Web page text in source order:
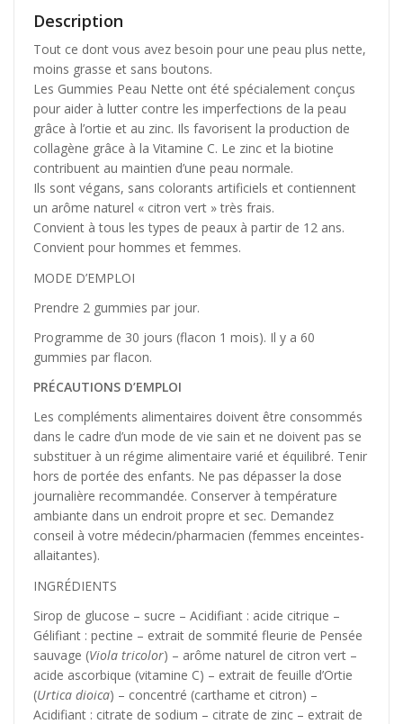
Description
Tout ce dont vous avez besoin pour une peau plus nette,
moins grasse et sans boutons.
Les Gummies Peau Nette ont été spécialement conçus
pour aider à lutter contre les imperfections de la peau
grâce à l’ortie et au zinc. Ils favorisent la production de
collagène grâce à la Vitamine C. Le zinc et la biotine
contribuent au maintien d’une peau normale.
Ils sont végans, sans colorants artificiels et contiennent
un arôme naturel « citron vert » très frais.
Convient à tous les types de peaux à partir de 12 ans.
Convient pour hommes et femmes.
MODE D’EMPLOI
Prendre 2 gummies par jour.
Programme de 30 jours (flacon 1 mois). Il y a 60
gummies par flacon.
PRÉCAUTIONS D’EMPLOI
Les compléments alimentaires doivent être consommés
dans le cadre d’un mode de vie sain et ne doivent pas se
substituer à un régime alimentaire varié et équilibré. Tenir
hors de portée des enfants. Ne pas dépasser la dose
journalière recommandée. Conserver à température
ambiante dans un endroit propre et sec. Demandez
conseil à votre médecin/pharmacien (femmes enceintes-
allaitantes).
INGRÉDIENTS
Sirop de glucose – sucre – Acidifiant : acide citrique –
Gélifiant : pectine – extrait de sommité fleurie de Pensée
sauvage (Viola tricolor) – arôme naturel de citron vert –
acide ascorbique (vitamine C) – extrait de feuille d’Ortie
(Urtica dioica) – concentré (carthame et citron) –
Acidifiant : citrate de sodium – citrate de zinc – extrait de